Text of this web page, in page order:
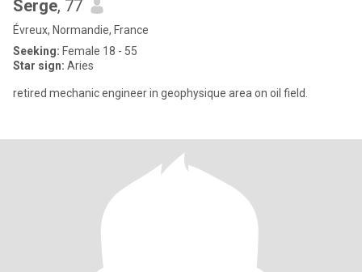
Serge, 77
Évreux, Normandie, France
Seeking: Female 18 - 55
Star sign: Aries
retired mechanic engineer in geophysique area on oil field.